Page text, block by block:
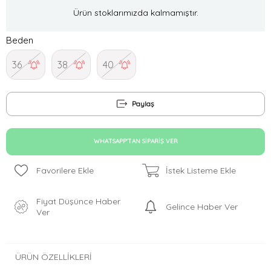
Ürün stoklarımızda kalmamıştır.
Beden
36 38 40
Paylaş
WHATSAPP'TAN SIPARIŞ VER
Favorilere Ekle İstek Listeme Ekle
Fiyat Düşünce Haber
Ver
Gelince Haber Ver
ÜRÜN ÖZELLIKLERI